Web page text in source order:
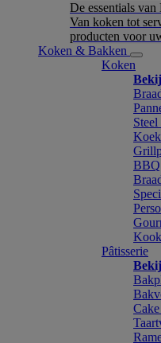
De essentials van
Van koken tot
producten voor
Koken & Bakken
Koken
BBQ
Pâtisserie